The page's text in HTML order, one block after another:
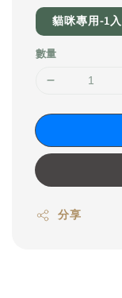
貓咪專用-1入
數量
分享